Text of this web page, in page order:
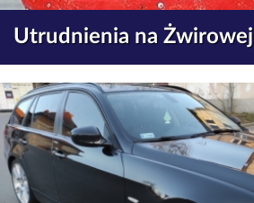
Utrudnienia na Żwirowej